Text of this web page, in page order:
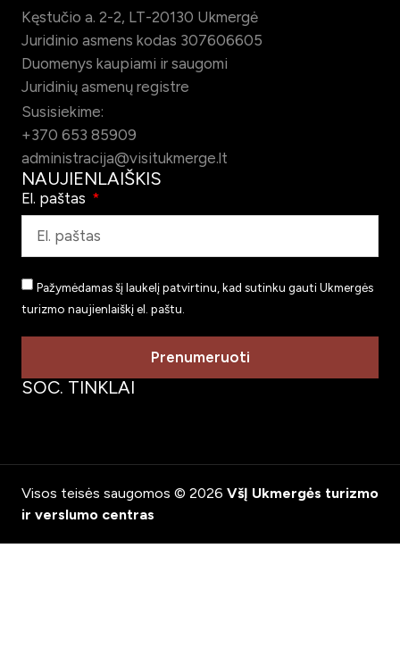
Kęstučio a. 2-2, LT-20130 Ukmergė
Juridinio asmens kodas 307606605
Duomenys kaupiami ir saugomi
Juridinių asmenų registre
Susisiekime:
+370 653 85909
administracija@visitukmerge.lt
NAUJIENLAIŠKIS
El. paštas
Pažymėdamas šį laukelį patvirtinu, kad sutinku gauti Ukmergės
turizmo naujienlaiškį el. paštu.
Prenumeruoti
SOC. TINKLAI
Visos teisės saugomos © 2026 VšĮ Ukmergės turizmo
ir verslumo centras